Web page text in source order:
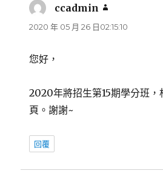
ccadmin
示:
2020 年 05 月 26 日02:15:10
您好，
2020年將招生第15期學分班，
頁。謝謝~
回覆